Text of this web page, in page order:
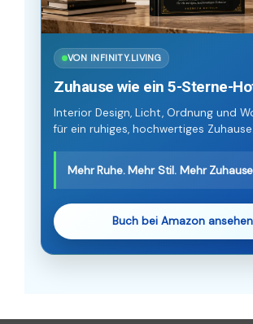
VON INFINITY.LIVING
Zuhause wie ein 5-Sterne-
Interior Design, Licht, Ordnung und
für ein ruhiges, hochwertiges Zuhause.
Mehr Ruhe. Mehr Stil. Mehr
Buch bei Amazon ansehen